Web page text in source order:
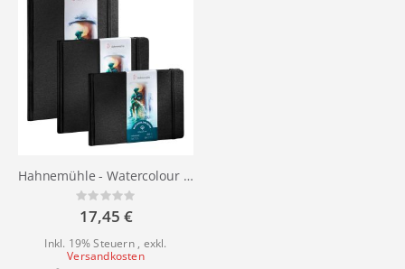
Hahnemühle - Watercolour Book 100% Cotton
Rating:
0%
17,45 €
Inkl. 19% Steuern , exkl.
Versandkosten